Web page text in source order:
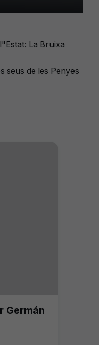
La Bruixa
seus de les Penyes
Germán